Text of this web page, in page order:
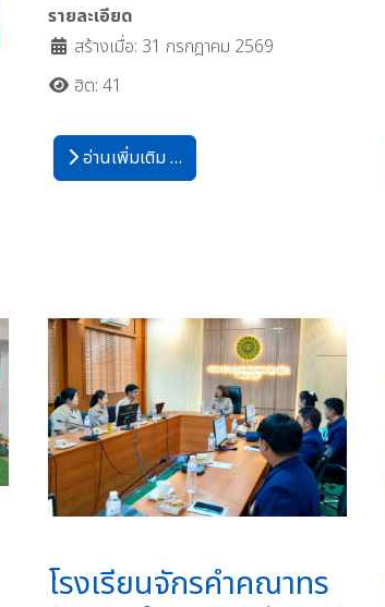
รายละเอียด
สร้างเมื่อ: 31 กรกฎาคม 2569
ฮิต: 41
อ่านเพิ่มเติม …
โรงเรียนจักรคำคณาทร